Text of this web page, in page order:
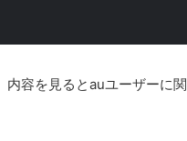
内容を見るとauユーザーに関